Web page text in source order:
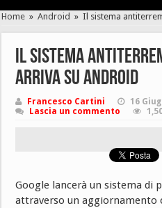
Home » Android » Il sistema
Il sistema
arriva su Android
Francesco Cartini 16
Lascia un commento
Google lancerà un sistema di
attraverso un aggiornamento